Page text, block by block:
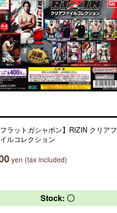
フラットガシャポン】RIZIN クリアフ
ルコレクション
yen (tax included)
Stock: 〇